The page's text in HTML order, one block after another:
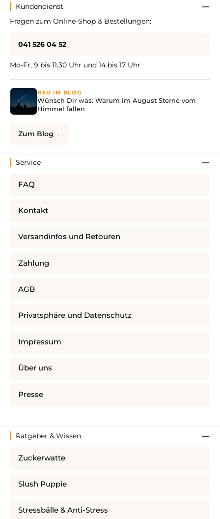
Kundendienst
Fragen zum Online-Shop & Bestellungen:
041 526 04 52
Mo-Fr, 9 bis 11:30 Uhr und 14 bis 17 Uhr
NEU IM BLOG
Wünsch Dir was: Warum im August Sterne vom
Himmel fallen
Zum Blog
Service
FAQ
Kontakt
Versandinfos und Retouren
Zahlung
AGB
Privatsphäre und Datenschutz
Impressum
Über uns
Presse
Ratgeber & Wissen
Zuckerwatte
Slush Puppie
Stressbälle & Anti-Stress